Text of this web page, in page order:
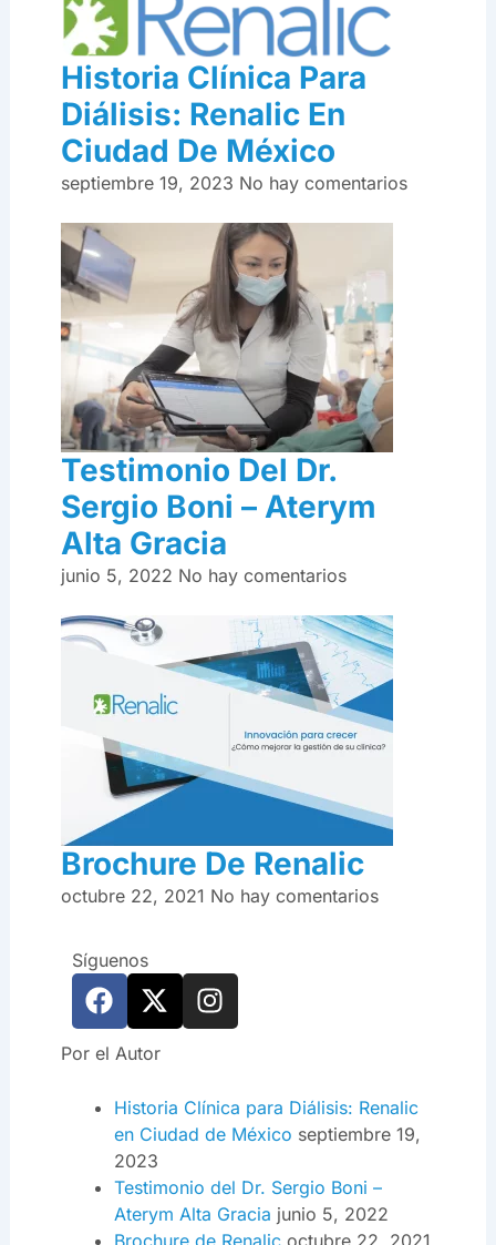
Historia Clínica Para
Diálisis: Renalic En
Ciudad De México
septiembre 19, 2023 No hay comentarios
Testimonio Del Dr.
Sergio Boni – Aterym
Alta Gracia
junio 5, 2022 No hay comentarios
Brochure De Renalic
octubre 22, 2021 No hay comentarios
Síguenos
F
a
c
e
k
X
-
w
i
t
t
e
r
I
n
a
g
r
a
m
Por el Autor
Historia Clínica para Diálisis: Renalic
en Ciudad de México septiembre 19,
2023
Testimonio del Dr. Sergio Boni –
Aterym Alta Gracia junio 5, 2022
Brochure de Renalic octubre 22, 2021